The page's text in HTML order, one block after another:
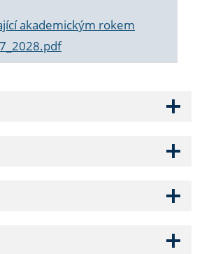
akademickým rokem